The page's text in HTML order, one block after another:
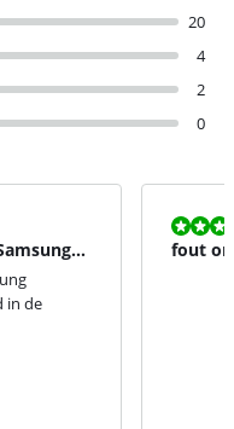
20
4
2
0
in de
fout